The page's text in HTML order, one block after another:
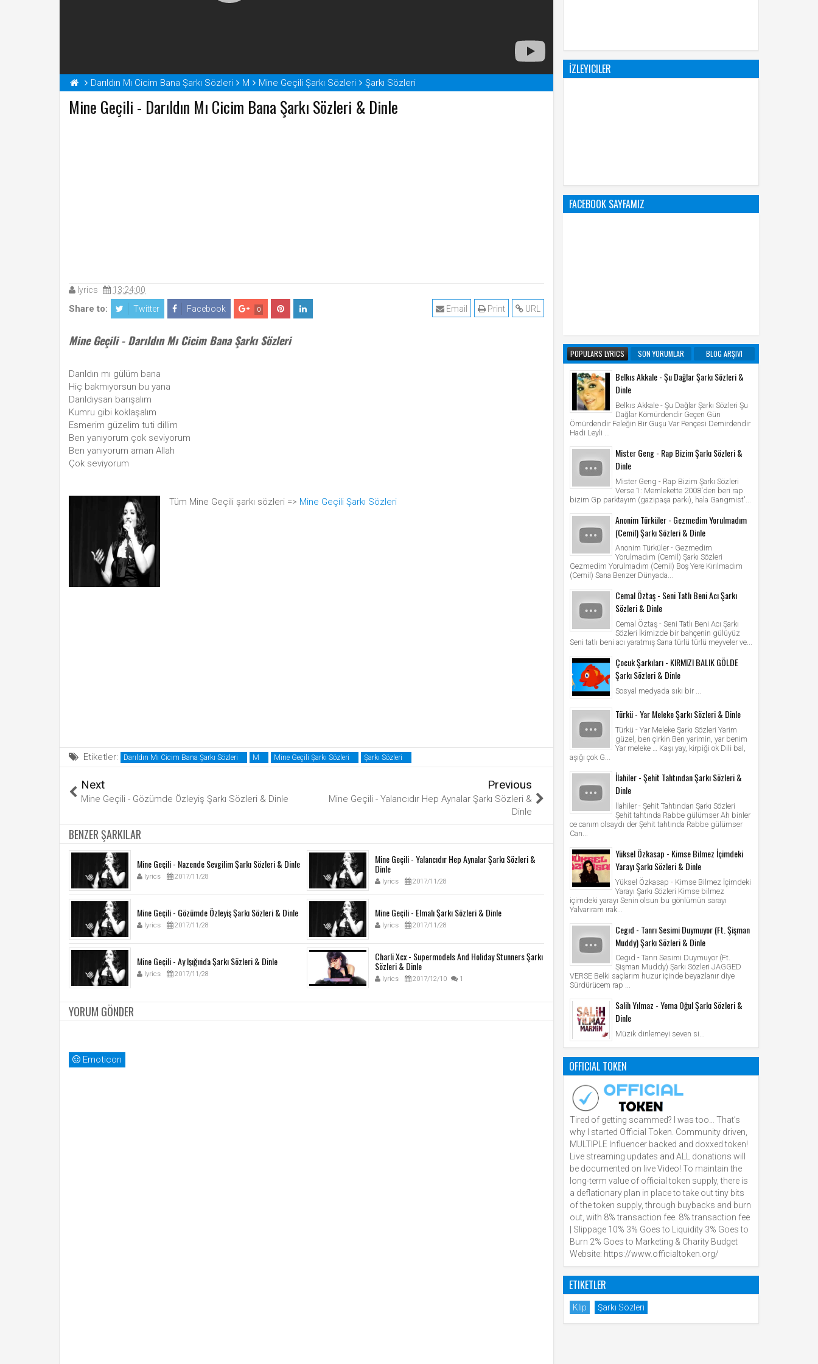
Darıldın Mı Cicim Bana Şarkı Sözleri M Mine Geçili Şarkı Sözleri Şarkı Sözleri
Mine Geçili - Darıldın Mı Cicim Bana Şarkı Sözleri & Dinle
lyrics 13:24:00
Share to: Twitter Facebook 0 URL
Print
Email
Mine Geçili - Darıldın Mı Cicim Bana Şarkı Sözleri
Darıldın mı gülüm bana
Hiç bakmıyorsun bu yana
Darıldıysan barışalım
Kumru gibi koklaşalım
Esmerim güzelim tuti dillim
Ben yanıyorum çok seviyorum
Ben yanıyorum aman Allah
Çok seviyorum
Tüm Mine Geçili şarkı sözleri => Mine Geçili Şarkı Sözleri
Etiketler: Darıldın Mı Cicim Bana Şarkı Sözleri M Mine Geçili Şarkı Sözleri Şarkı Sözleri
Next
Mine Geçili - Gözümde Özleyiş Şarkı Sözleri & Dinle
Previous
Mine Geçili - Yalancıdır Hep Aynalar Şarkı Sözleri &
Dinle
BENZER ŞARKILAR
Mine Geçili - Nazende Sevgilim Şarkı Sözleri & Dinle
lyrics 2017/11/28
Mine Geçili - Yalancıdır Hep Aynalar Şarkı Sözleri &
Dinle
lyrics 2017/11/28
Mine Geçili - Gözümde Özleyiş Şarkı Sözleri & Dinle
lyrics 2017/11/28
Mine Geçili - Elmalı Şarkı Sözleri & Dinle
lyrics 2017/11/28
Mine Geçili - Ay Işığında Şarkı Sözleri & Dinle
lyrics 2017/11/28
Charli Xcx - Supermodels And Holiday Stunners Şarkı
Sözleri & Dinle
lyrics 2017/12/10 1
YORUM GÖNDER
Emoticon
İZLEYICILER
FACEBOOK SAYFAMIZ
POPULARS LYRICS SON YORUMLAR BLOG ARŞIVI
Belkıs Akkale - Şu Dağlar Şarkı Sözleri &
Dinle
Belkıs Akkale - Şu Dağlar Şarkı Sözleri Şu
Dağlar Kömürdendir Geçen Gün
Ömürdendir Feleğin Bir Guşu Var Pençesi Demirdendir
Hadi Leyli ...
Mister Geng - Rap Bizim Şarkı Sözleri &
Dinle
Mister Geng - Rap Bizim Şarkı Sözleri
Verse 1: Memlekette 2008'den beri rap
bizim Gp parktayım (gazipaşa parkı), hala Gangmist'...
Anonim Türküler - Gezmedim Yorulmadım
(Cemil) Şarkı Sözleri & Dinle
Anonim Türküler - Gezmedim
Yorulmadım (Cemil) Şarkı Sözleri
Gezmedim Yorulmadım (Cemil) Boş Yere Kırılmadım
(Cemil) Sana Benzer Dünyada...
Cemal Öztaş - Seni Tatlı Beni Acı Şarkı
Sözleri & Dinle
Cemal Öztaş - Seni Tatlı Beni Acı Şarkı
Sözleri İkimizde bir bahçenin gülüyüz
Seni tatlı beni acı yaratmış Sana türlü türlü meyveler ve...
Çocuk Şarkıları - KIRMIZI BALIK GÖLDE
Şarkı Sözleri & Dinle
Sosyal medyada sıkı bir ...
Türkü - Yar Meleke Şarkı Sözleri & Dinle
Türkü - Yar Meleke Şarkı Sözleri Yarim
güzel, ben çirkin Ben yarimin, yar benim
Yar meleke … Kaşı yay, kirpiği ok Dili bal,
aşığı çok G...
İlahiler - Şehit Tahtından Şarkı Sözleri &
Dinle
İlahiler - Şehit Tahtından Şarkı Sözleri
Şehit tahtında Rabbe gülümser Ah binler
ce canım olsaydı der Şehit tahtında Rabbe gülümser
Can...
Yüksel Özkasap - Kimse Bilmez İçimdeki
Yarayı Şarkı Sözleri & Dinle
Yüksel Özkasap - Kimse Bilmez İçimdeki
Yarayı Şarkı Sözleri Kimse bilmez
içimdeki yarayı Senin olsun bu gönlümün sarayı
Yalvarıram ırak...
Cegıd - Tanrı Sesimi Duymuyor (Ft. Şişman
Muddy) Şarkı Sözleri & Dinle
Cegıd - Tanrı Sesimi Duymuyor (Ft.
Şişman Muddy) Şarkı Sözleri JAGGED
VERSE Belki saçlarım huzur içinde beyazlanır diye
Sürdürücem rap ...
Salih Yılmaz - Yema Oğul Şarkı Sözleri &
Dinle
Müzik dinlemeyi seven si...
OFFICIAL TOKEN
Tired of getting scammed? I was too… That’s
why I started Official Token. Community driven,
MULTIPLE Influencer backed and doxxed token!
Live streaming updates and ALL donations will
be documented on live Video! To maintain the
long-term value of official token supply, there is
a deflationary plan in place to take out tiny bits
of the token supply, through buybacks and burn
out, with 8% transaction fee. 8% transaction fee
| Slippage 10% 3% Goes to Liquidity 3% Goes to
Burn 2% Goes to Marketing & Charity Budget
Website: https://www.officialtoken.org/
ETIKETLER
Klip Şarkı Sözleri